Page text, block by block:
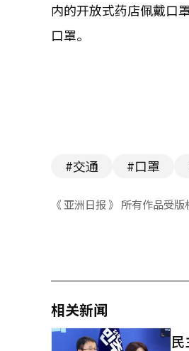
内的开放式药店佩戴口
口罩。
#交通 #口罩
《 亚洲日报 》 所有作品受
相关新闻